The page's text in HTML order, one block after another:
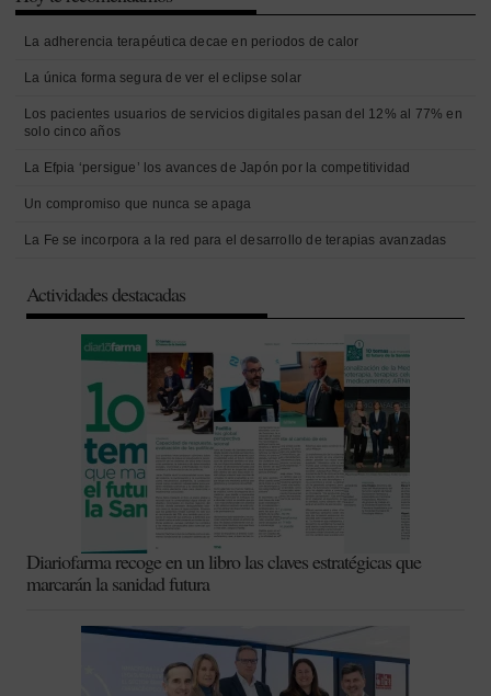
La adherencia terapéutica decae en periodos de calor
La única forma segura de ver el eclipse solar
Los pacientes usuarios de servicios digitales pasan del 12% al 77% en
solo cinco años
La Efpia ‘persigue’ los avances de Japón por la competitividad
Un compromiso que nunca se apaga
La Fe se incorpora a la red para el desarrollo de terapias avanzadas
Actividades destacadas
Diariofarma recoge en un libro las claves estratégicas que
marcarán la sanidad futura